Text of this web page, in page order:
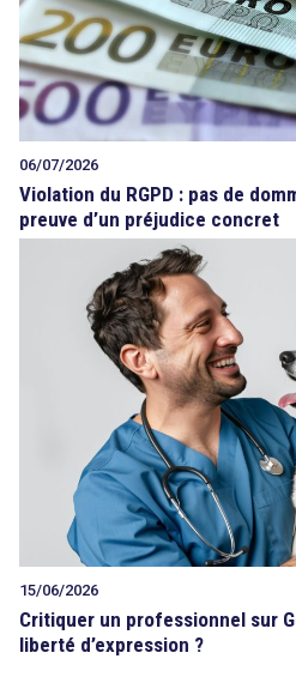
06/07/2026
Violation du RGPD : pas de
preuve d’un préjudice concret
15/06/2026
Critiquer un professionnel sur
liberté d’expression ?